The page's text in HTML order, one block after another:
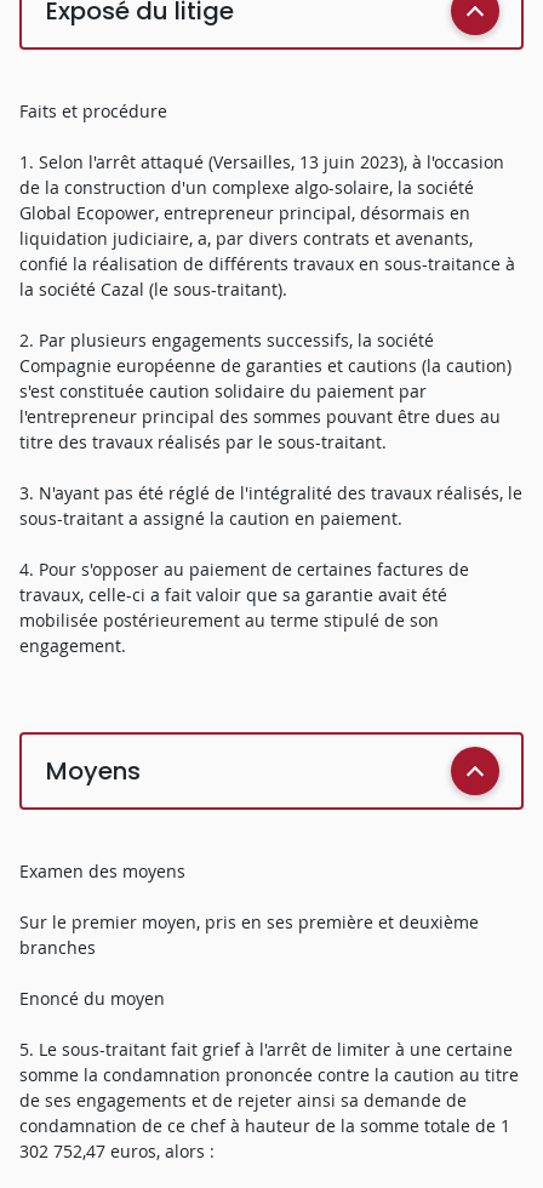
Exposé du litige
Faits et procédure
1. Selon l'arrêt attaqué (Versailles, 13 juin 2023), à l'occasion
de la construction d'un complexe algo-solaire, la société
Global Ecopower, entrepreneur principal, désormais en
liquidation judiciaire, a, par divers contrats et avenants,
confié la réalisation de différents travaux en sous-traitance à
la société Cazal (le sous-traitant).
2. Par plusieurs engagements successifs, la société
Compagnie européenne de garanties et cautions (la caution)
s'est constituée caution solidaire du paiement par
l'entrepreneur principal des sommes pouvant être dues au
titre des travaux réalisés par le sous-traitant.
3. N'ayant pas été réglé de l'intégralité des travaux réalisés, le
sous-traitant a assigné la caution en paiement.
4. Pour s'opposer au paiement de certaines factures de
travaux, celle-ci a fait valoir que sa garantie avait été
mobilisée postérieurement au terme stipulé de son
engagement.
Moyens
Examen des moyens
Sur le premier moyen, pris en ses première et deuxième
branches
Enoncé du moyen
5. Le sous-traitant fait grief à l'arrêt de limiter à une certaine
somme la condamnation prononcée contre la caution au titre
de ses engagements et de rejeter ainsi sa demande de
condamnation de ce chef à hauteur de la somme totale de 1
302 752,47 euros, alors :